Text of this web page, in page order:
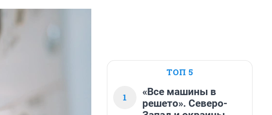
ТОП 5
1
«Все машины в
решето». Северо-